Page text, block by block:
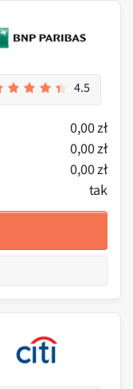
4.5
0,00 zł
0,00 zł
0,00 zł
tak